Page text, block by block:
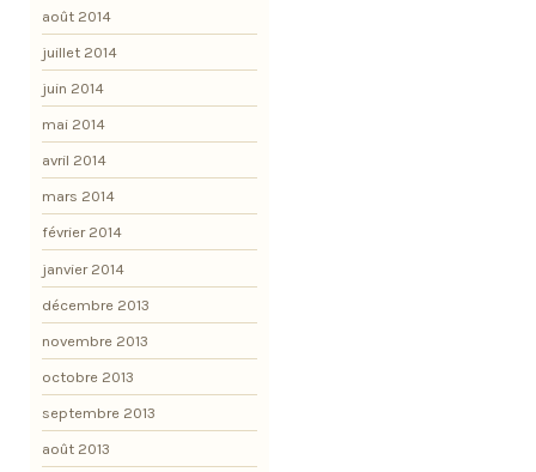
août 2014
juillet 2014
juin 2014
mai 2014
avril 2014
mars 2014
février 2014
janvier 2014
décembre 2013
novembre 2013
octobre 2013
septembre 2013
août 2013